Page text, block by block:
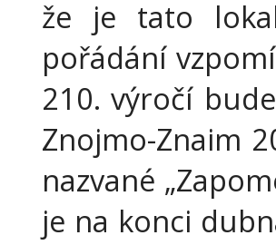
že je tato
pořádání
210. výročí
Znojmo-Znaim
nazvané
je na konci